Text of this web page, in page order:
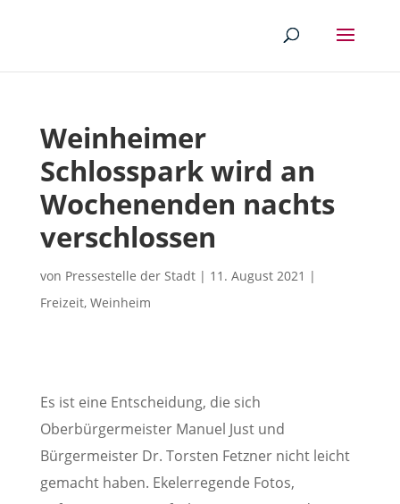
Weinheimer
Schlosspark wird an
Wochenenden nachts
verschlossen
von Pressestelle der Stadt| 11. August 2021 |
Freizeit, Weinheim
Es ist eine Entscheidung, die sich
Oberbürgermeister Manuel Just und
Bürgermeister Dr. Torsten Fetzner nicht leicht
gemacht haben. Ekelerregende Fotos,